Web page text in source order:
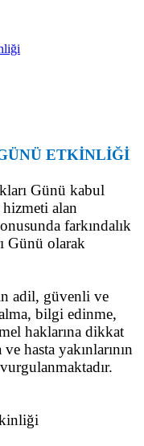
ETKİNLİĞİ
Günü kabul
alan
farkındalık
Günü olarak
adil, güvenli ve
bilgi edinme,
haklarına dikkat
hasta yakınlarının